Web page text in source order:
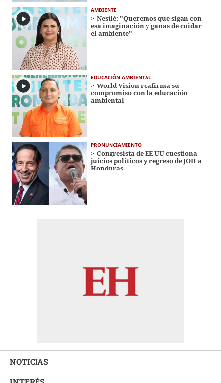
AMBIENTE
Nestlé: "Queremos que sigan con
esa imaginación y ganas de cuidar
el ambiente"
EDUCACIÓN AMBIENTAL
World Vision reafirma su
compromiso con la educación
ambiental
PRONUNCIAMIENTO
Congresista de EE UU cuestiona
juicios políticos y regreso de JOH a
Honduras
NOTICIAS